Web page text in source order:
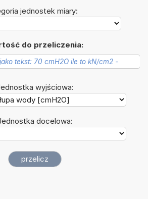
jednostek miary:
do przeliczenia:
wyjściowa:
docelowa: